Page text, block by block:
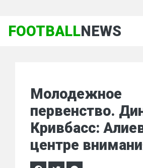
FOOTBALLNEWS
Молодежное
первенство.
Кривбасс:
центре